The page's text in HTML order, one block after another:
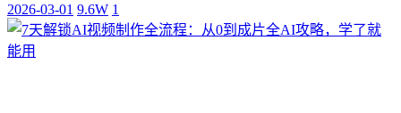
2026-03-01 9.6W 1